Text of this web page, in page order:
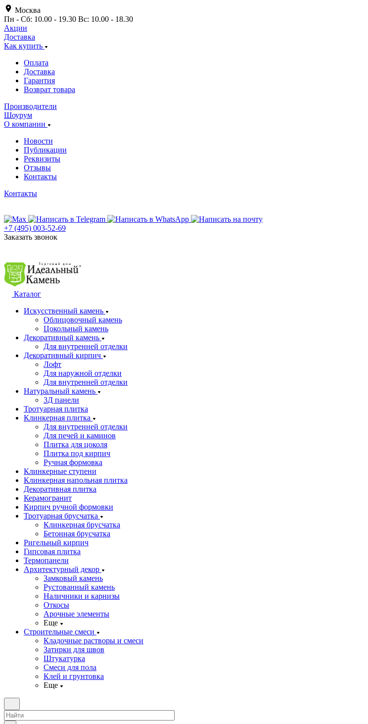
Москва
Пн - Сб: 10.00 - 19.30 Вс: 10.00 - 18.30
Акции
Доставка
Как купить
Оплата
Доставка
Гарантия
Возврат товара
Производители
Шоурум
О компании
Новости
Публикации
Реквизиты
Отзывы
Контакты
Контакты
+7 (495) 003-52-69
Заказать звонок
Каталог
Искусственный камень
Облицовочный камень
Цокольный камень
Декоративный камень
Для внутренней отделки
Декоративный кирпич
Лофт
Для наружной отделки
Для внутренней отделки
Натуральный камень
3Д панели
Тротуарная плитка
Клинкерная плитка
Для внутренней отделки
Для печей и каминов
Плитка для цоколя
Плитка под кирпич
Ручная формовка
Клинкерные ступени
Клинкерная напольная плитка
Декоративная плитка
Керамогранит
Кирпич ручной формовки
Тротуарная брусчатка
Клинкерная брусчатка
Бетонная брусчатка
Ригельный кирпич
Гипсовая плитка
Термопанели
Архитектурный декор
Замковый камень
Рустованный камень
Наличники и карнизы
Откосы
Арочные элементы
Еще
Строительные смеси
Кладочные растворы и смеси
Затирки для швов
Штукатурка
Смеси для пола
Клей и грунтовка
Еще